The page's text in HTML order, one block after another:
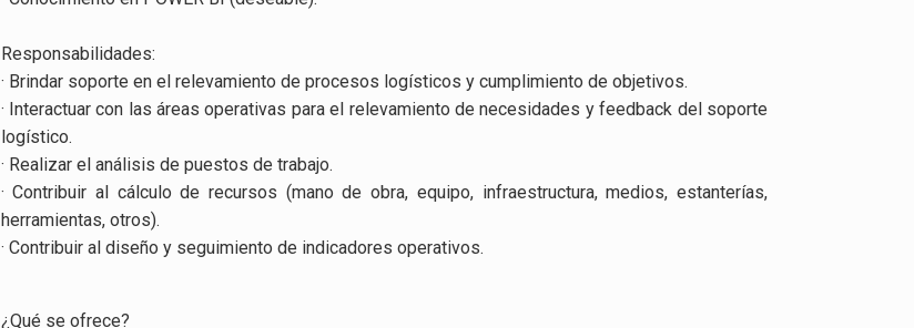
Responsabilidades:
· Brindar soporte en el relevamiento de procesos logísticos y cumplimiento de objetivos.
· Interactuar con las áreas operativas para el relevamiento de necesidades y feedback del soporte
logístico.
· Realizar el análisis de puestos de trabajo.
· Contribuir al cálculo de recursos (mano de obra, equipo, infraestructura, medios, estanterías,
herramientas, otros).
· Contribuir al diseño y seguimiento de indicadores operativos.
¿Qué se ofrece?